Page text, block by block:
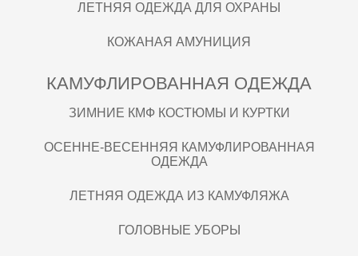
ЛЕТНЯЯ ОДЕЖДА ДЛЯ ОХРАНЫ
КОЖАНАЯ АМУНИЦИЯ
КАМУФЛИРОВАННАЯ ОДЕЖДА
ЗИМНИЕ КМФ КОСТЮМЫ И КУРТКИ
ОСЕННЕ-ВЕСЕННЯЯ КАМУФЛИРОВАННАЯ
ОДЕЖДА
ЛЕТНЯЯ ОДЕЖДА ИЗ КАМУФЛЯЖА
ГОЛОВНЫЕ УБОРЫ